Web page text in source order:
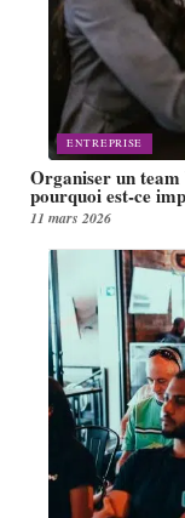
ENTREPRISE
Organiser un team
pourquoi est-ce
11 mars 2026